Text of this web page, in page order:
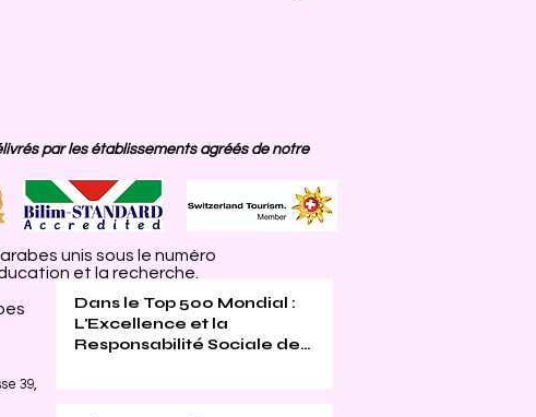
par les établissements agréés de notre
unis sous le numéro
et la recherche.
39,
Dans le Top 500 Mondial :
L'Excellence et la
Responsabilité Sociale de